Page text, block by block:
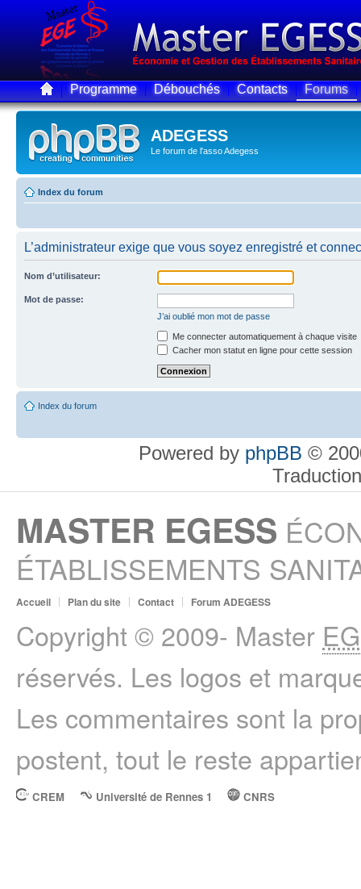
Programme Débouchés Contacts Forums
ADEGESS
Le forum de l'asso Adegess
Index du forum
L’administrateur exige que vous soyez enregistré et
Nom d’utilisateur:
Mot de passe:
J’ai oublié mon mot de passe
Me connecter automatiquement à chaque visite
Cacher mon statut en ligne pour cette session
Index du forum
Powered by phpBB ©
MASTER EGESS
ÉTABLISSEMENTS
Accueil Plan du site Contact Forum ADEGESS
Copyright © 2009- Master
réservés. Les logos et
Les commentaires sont la
postent, tout le reste
CREM Université de Rennes 1 CNRS